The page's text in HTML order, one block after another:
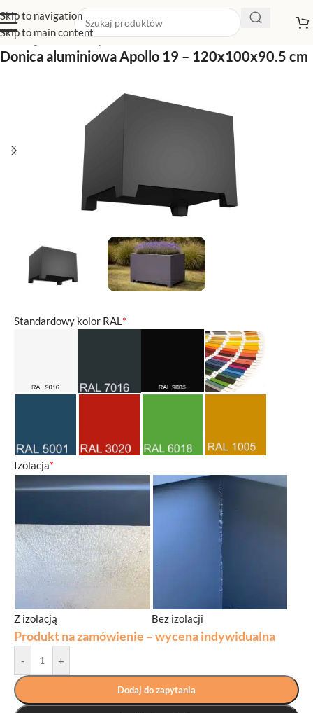
Skip to navigation
Skip to main content
Strona główna/Sklep z donicami/Donice na nóżkach
Donica aluminiowa Apollo 19 – 120x100x90.5 cm
*
Standardowy kolor RAL
*
Izolacja
Z izolacją Bez izolacji
Produkt na zamówienie – wycena indywidualna
- +
Dodaj do zapytania